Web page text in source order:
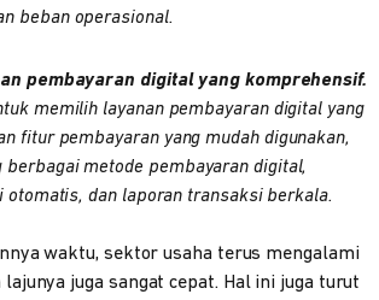
beban operasional.
pembayaran digital yang komprehensif.
memilih layanan pembayaran digital yang
fitur pembayaran yang mudah digunakan,
berbagai metode pembayaran digital,
otomatis, dan laporan transaksi berkala.
waktu, sektor usaha terus mengalami
lajunya juga sangat cepat. Hal ini juga turut